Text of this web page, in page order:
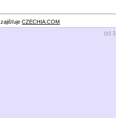
zajišťujeCZECHIA.COM
(c)